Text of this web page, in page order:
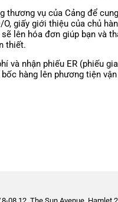
thương vụ của Cảng để
O, giấy giới thiệu của chủ
lên hóa đơn giúp bạn và
thiết.
và nhận phiếu ER (phiếu
hàng lên phương tiện